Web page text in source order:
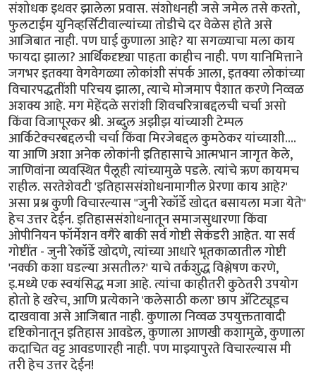
संशोधक इथवर झालेला प्रवास. संशोधनही जसे जमेल तसे करतो,
फुलटाईम युनिव्हर्सिटीवाल्यांच्या तोडीचे दर वेळेस होते असे
आजिबात नाही. पण घाई कुणाला आहे? या सगळ्याचा मला काय
फायदा झाला? आर्थिकदृष्ट्या पाहता काहीच नाही. पण यानिमित्ताने
जगभर इतक्या वेगवेगळ्या लोकांशी संपर्क आला, इतक्या लोकांच्या
विचारपद्धतींशी परिचय झाला, त्याचे मोजमाप पैशात करणे निव्वळ
अशक्य आहे. मग मेहेंदळे सरांशी शिवचरित्राबद्दलची चर्चा असो
किंवा विजापूरकर श्री. अब्दुल अझीझ यांच्याशी टेम्पल
आर्किटेक्चरबद्दलची चर्चा किंवा मिरजेबद्दल कुमठेकर यांच्याशी....
या आणि अशा अनेक लोकांनी इतिहासाचे आत्मभान जागृत केले,
जाणिवांना व्यवस्थित पैलूही त्यांच्यामुळे पडले. त्यांचे ऋण कायमच
राहील. सरतेशेवटी 'इतिहाससंशोधनामागील प्रेरणा काय आहे?'
असा प्रश्न कुणी विचारल्यास "जुनी रेकॉर्डे खोदत बसायला मजा येते"
हेच उत्तर देईन. इतिहाससंशोधनातून समाजसुधारणा किंवा
ओपीनियन फॉर्मेशन वगैरे बाकी सर्व गोष्टी सेकंडरी आहेत. या सर्व
गोष्टींत - जुनी रेकॉर्डे खोदणे, त्यांच्या आधारे भूतकाळातील गोष्टी
'नक्की कशा घडल्या असतील?' याचे तर्कशुद्ध विश्लेषण करणे,
इ.मध्ये एक स्वयंसिद्ध मजा आहे. त्यांचा काहीतरी कुठेतरी उपयोग
होतो हे खरेच, आणि प्रत्येकाने 'कलेसाठी कला' छाप अ‍ॅटिट्यूडच
दाखवावा असे आजिबात नाही. कुणाला निव्वळ उपयुक्ततावादी
दृष्टिकोनातून इतिहास आवडेल, कुणाला आणखी कशामुळे, कुणाला
कदाचित वट्ट आवडणारही नाही. पण माझ्यापुरते विचारल्यास मी
तरी हेच उत्तर देईन!